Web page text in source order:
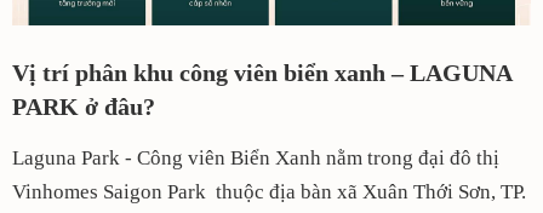
Vị trí phân khu công viên biển xanh – LAGUNA
PARK ở đâu?
Laguna Park - Công viên Biển Xanh nằm trong đại đô thị
Vinhomes Saigon Park thuộc địa bàn xã Xuân Thới Sơn, TP.